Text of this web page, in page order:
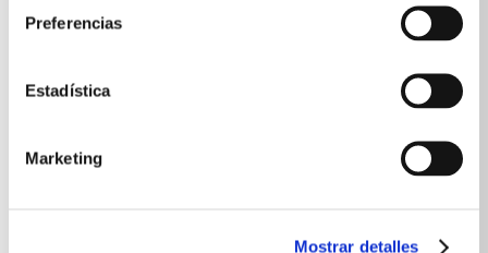
Preferencias
Estadística
Marketing
Mostrar detalles
MOCHILA VIAJERA DEGO
-30 %OFF